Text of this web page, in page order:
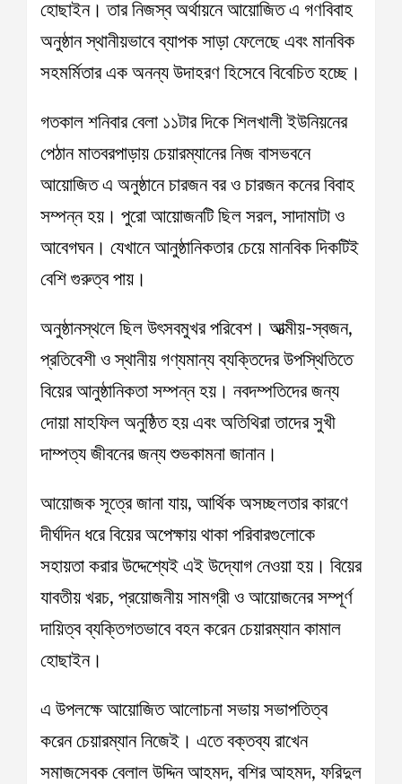
হোছাইন। তার নিজস্ব অর্থায়নে আয়োজিত এ গণবিবাহ
অনুষ্ঠান স্থানীয়ভাবে ব্যাপক সাড়া ফেলেছে এবং মানবিক
সহমর্মিতার এক অনন্য উদাহরণ হিসেবে বিবেচিত হচ্ছে।
গতকাল শনিবার বেলা ১১টার দিকে শিলখালী ইউনিয়নের
পেঠান মাতবরপাড়ায় চেয়ারম্যানের নিজ বাসভবনে
আয়োজিত এ অনুষ্ঠানে চারজন বর ও চারজন কনের বিবাহ
সম্পন্ন হয়। পুরো আয়োজনটি ছিল সরল, সাদামাটা ও
আবেগঘন। যেখানে আনুষ্ঠানিকতার চেয়ে মানবিক দিকটিই
বেশি গুরুত্ব পায়।
অনুষ্ঠানস্থলে ছিল উৎসবমুখর পরিবেশ। আত্মীয়-স্বজন,
প্রতিবেশী ও স্থানীয় গণ্যমান্য ব্যক্তিদের উপস্থিতিতে
বিয়ের আনুষ্ঠানিকতা সম্পন্ন হয়। নবদম্পতিদের জন্য
দোয়া মাহফিল অনুষ্ঠিত হয় এবং অতিথিরা তাদের সুখী
দাম্পত্য জীবনের জন্য শুভকামনা জানান।
আয়োজক সূত্রে জানা যায়, আর্থিক অসচ্ছলতার কারণে
দীর্ঘদিন ধরে বিয়ের অপেক্ষায় থাকা পরিবারগুলোকে
সহায়তা করার উদ্দেশ্যেই এই উদ্যোগ নেওয়া হয়। বিয়ের
যাবতীয় খরচ, প্রয়োজনীয় সামগ্রী ও আয়োজনের সম্পূর্ণ
দায়িত্ব ব্যক্তিগতভাবে বহন করেন চেয়ারম্যান কামাল
হোছাইন।
এ উপলক্ষে আয়োজিত আলোচনা সভায় সভাপতিত্ব
করেন চেয়ারম্যান নিজেই। এতে বক্তব্য রাখেন
সমাজসেবক বেলাল উদ্দিন আহমদ, বশির আহমদ, ফরিদুল